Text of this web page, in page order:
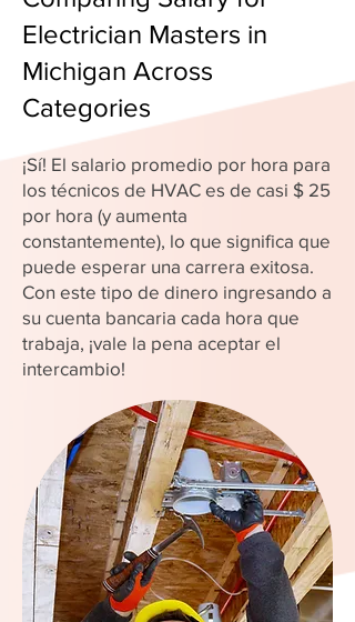
Electrician Masters in
Michigan Across
Categories
¡Sí! El salario promedio por hora para
los técnicos de HVAC es de casi $ 25
por hora (y aumenta
constantemente), lo que significa que
puede esperar una carrera exitosa.
Con este tipo de dinero ingresando a
su cuenta bancaria cada hora que
trabaja, ¡vale la pena aceptar el
intercambio!